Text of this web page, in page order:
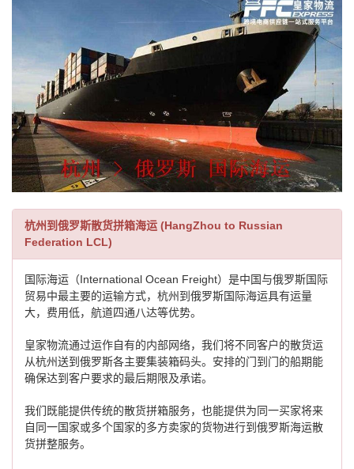
杭州到俄罗斯散货拼箱海运 (HangZhou to Russian
Federation LCL)
国际海运（International Ocean Freight）是中国与俄罗斯国际
贸易中最主要的运输方式，杭州到俄罗斯国际海运具有运量
大，费用低，航道四通八达等优势。
皇家物流通过运作自有的内部网络，我们将不同客户的散货运
从杭州送到俄罗斯各主要集装箱码头。安排的门到门的船期能
确保达到客户要求的最后期限及承诺。
我们既能提供传统的散货拼箱服务，也能提供为同一买家将来
自同一国家或多个国家的多方卖家的货物进行到俄罗斯海运散
货拼整服务。